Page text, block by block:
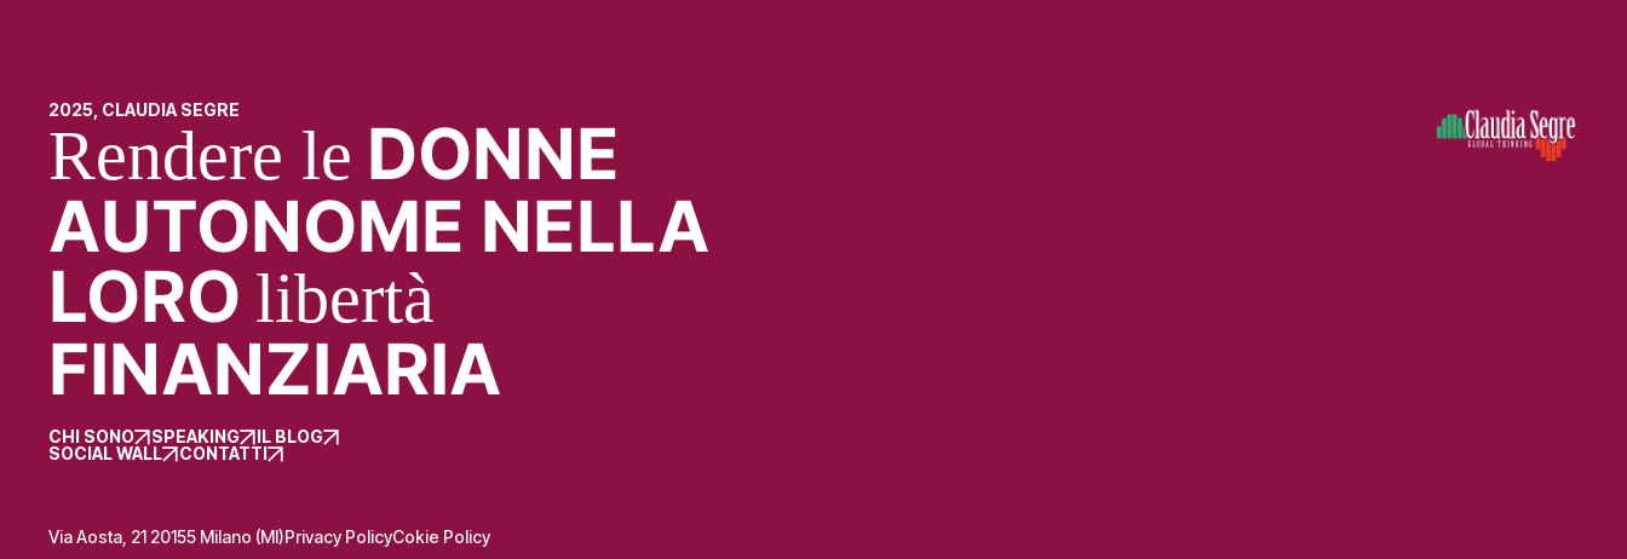
2025, CLAUDIA SEGRE
Rendere le DONNE
AUTONOME NELLA
LORO libertà
FINANZIARIA
CHI SONO SPEAKING
IL BLOG
SOCIAL WALL
CONTATTI
Via Aosta, 21 20155 Milano (MI)Privacy PolicyCokie Policy